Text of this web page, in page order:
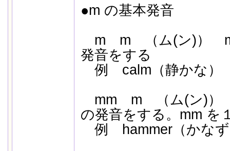
●m の基本発音
m m （ム(ン)） m
発音をする
例 calm（静かな
mm m （ム(ン)）
の発音をする。mm を
例 hammer（かなず